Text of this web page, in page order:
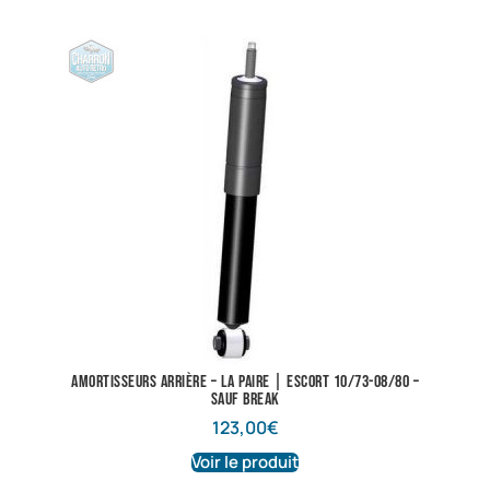
Amortisseurs arrière – La paire | Escort 10/73-08/80 –
sauf break
123,00€
Voir le produit